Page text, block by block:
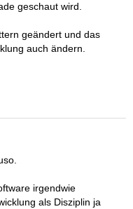
geschaut wird.
geändert und das
auch ändern.
irgendwie
als Disziplin ja